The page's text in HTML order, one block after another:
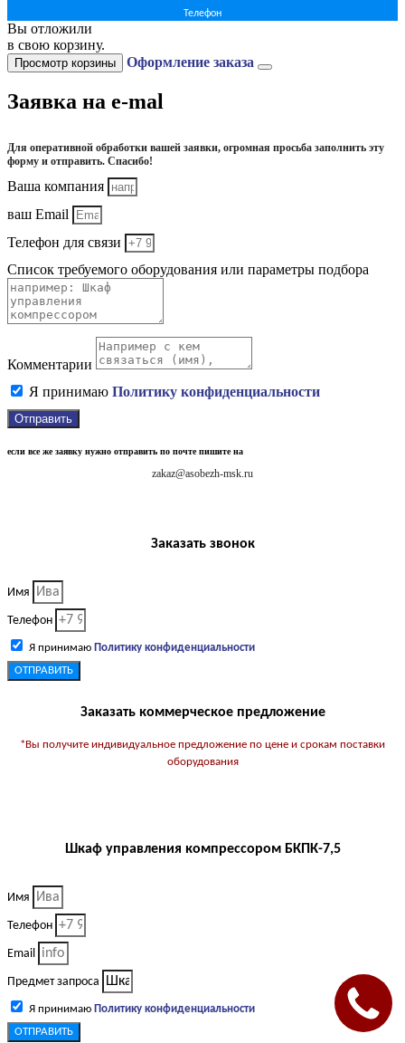
Телефон
Вы отложили
в свою корзину.
Просмотр корзины Оформление заказа
Заявка на e-mal
Для оперативной обработки вашей заявки, огромная просьба заполнить эту
форму и отправить. Спасибо!
Ваша компания
ваш Email
Телефон для связи
Список требуемого оборудования или параметры подбора
Комментарии
Я принимаю Политику конфиденциальности
Отправить
если все же заявку нужно отправить по почте пишите на
zakaz@asobezh-msk.ru
Заказать звонок
Имя
Телефон
Я принимаю Политику конфиденциальности
ОТПРАВИТЬ
Заказать коммерческое предложение
*Вы получите индивидуальное предложение по цене и срокам поставки
оборудования
Шкаф управления компрессором БКПК-7,5
Имя
Телефон
Email
Предмет запроса
Я принимаю Политику конфиденциальности
ОТПРАВИТЬ